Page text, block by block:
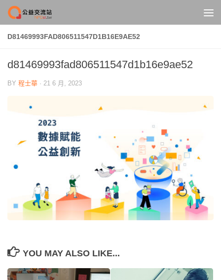
Skip to content
D81469993FAD806511547D1B16E9AE52
d81469993fad806511547d1b16e9ae52
BY 程士華 · 21 6 月, 2023
YOU MAY ALSO LIKE...